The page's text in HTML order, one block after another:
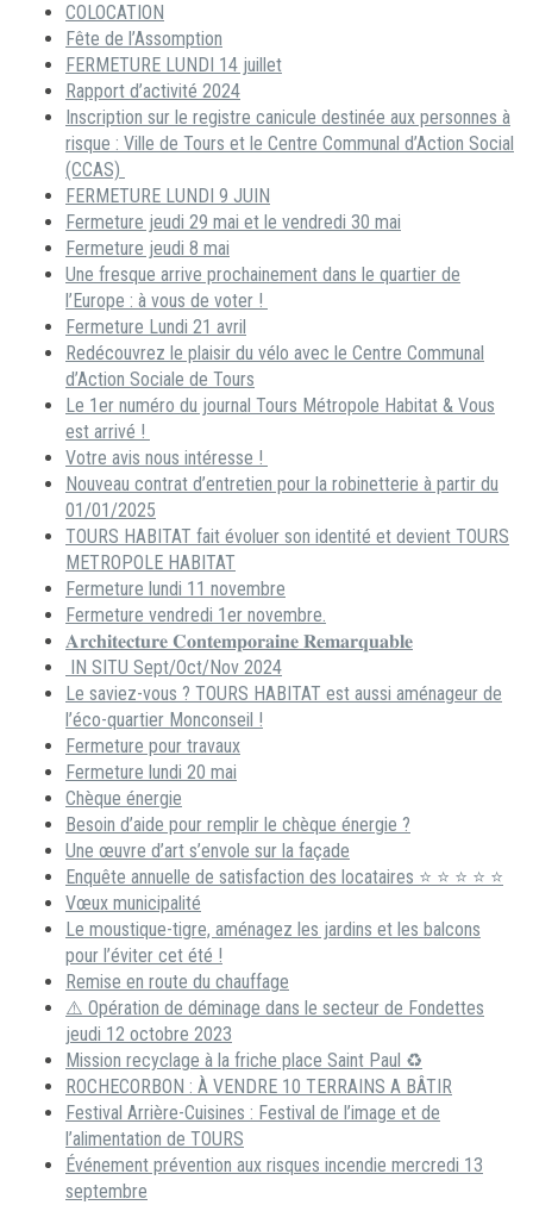
COLOCATION
Fête de l’Assomption
FERMETURE LUNDI 14 juillet
Rapport d’activité 2024
Inscription sur le registre canicule destinée aux personnes à
risque : Ville de Tours et le Centre Communal d’Action Social
(CCAS)
FERMETURE LUNDI 9 JUIN
Fermeture jeudi 29 mai et le vendredi 30 mai
Fermeture jeudi 8 mai
Une fresque arrive prochainement dans le quartier de
l’Europe : à vous de voter !
Fermeture Lundi 21 avril
Redécouvrez le plaisir du vélo avec le Centre Communal
d’Action Sociale de Tours
Le 1er numéro du journal Tours Métropole Habitat & Vous
est arrivé !
Votre avis nous intéresse !
Nouveau contrat d’entretien pour la robinetterie à partir du
01/01/2025
TOURS HABITAT fait évoluer son identité et devient TOURS
METROPOLE HABITAT
Fermeture lundi 11 novembre
Fermeture vendredi 1er novembre.
𝐀𝐫𝐜𝐡𝐢𝐭𝐞𝐜𝐭𝐮𝐫𝐞 𝐂𝐨𝐧𝐭𝐞𝐦𝐩𝐨𝐫𝐚𝐢𝐧𝐞 𝐑𝐞𝐦𝐚𝐫𝐪𝐮𝐚𝐛𝐥𝐞
IN SITU Sept/Oct/Nov 2024
Le saviez-vous ? TOURS HABITAT est aussi aménageur de
l’éco-quartier Monconseil !
Fermeture pour travaux
Fermeture lundi 20 mai
Chèque énergie
Besoin d’aide pour remplir le chèque énergie ?
Une œuvre d’art s’envole sur la façade
Enquête annuelle de satisfaction des locataires ⭐ ⭐ ⭐ ⭐ ⭐
Vœux municipalité
Le moustique-tigre, aménagez les jardins et les balcons
pour l’éviter cet été !
Remise en route du chauffage
⚠️ Opération de déminage dans le secteur de Fondettes
jeudi 12 octobre 2023
Mission recyclage à la friche place Saint Paul ♻️
ROCHECORBON : À VENDRE 10 TERRAINS A BÂTIR
Festival Arrière-Cuisines : Festival de l’image et de
l’alimentation de TOURS
Événement prévention aux risques incendie mercredi 13
septembre